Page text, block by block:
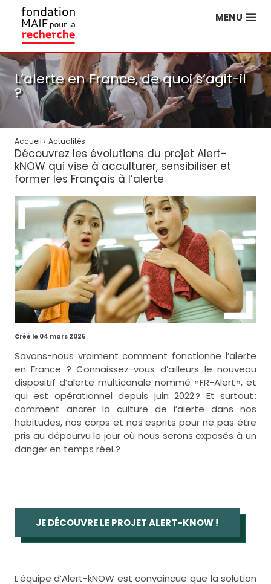
MENU
L’alerte en France, de quoi s’agit-il
?
Accueil › Actualités
Découvrez les évolutions du projet Alert-
kNOW qui vise à acculturer, sensibiliser et
former les Français à l’alerte
Créé le 04 mars 2025
Savons-nous vraiment comment fonctionne l’alerte
en France ? Connaissez-vous d’ailleurs le nouveau
dispositif d’alerte multicanale nommé « FR-Alert », et
qui est opérationnel depuis juin 2022 ? Et surtout :
comment ancrer la culture de l’alerte dans nos
habitudes, nos corps et nos esprits pour ne pas être
pris au dépourvu le jour où nous serons exposés à un
danger en temps réel ?
JE DÉCOUVRE LE PROJET ALERT-KNOW !
L’équipe d’Alert-kNOW est convaincue que la solution